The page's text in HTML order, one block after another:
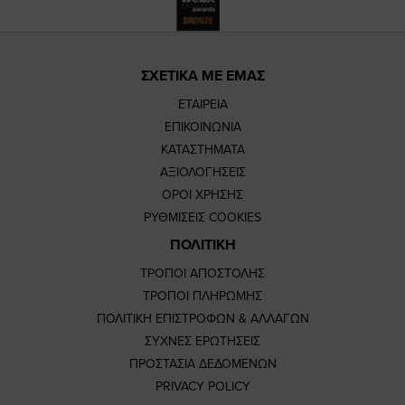
ΣΧΕΤΙΚΑ ΜΕ ΕΜΑΣ
ΕΤΑΙΡΕΙΑ
ΕΠΙΚΟΙΝΩΝΙΑ
ΚΑΤΑΣΤΗΜΑΤΑ
ΑΞΙΟΛΟΓΗΣΕΙΣ
ΟΡΟΙ ΧΡΗΣΗΣ
ΡΥΘΜΙΣΕΙΣ COOKIES
ΠΟΛΙΤΙΚΗ
ΤΡΟΠΟΙ ΑΠΟΣΤΟΛΗΣ
ΤΡΟΠΟΙ ΠΛΗΡΩΜΗΣ
ΠΟΛΙΤΙΚΗ ΕΠΙΣΤΡΟΦΩΝ & ΑΛΛΑΓΩΝ
ΣΥΧΝΕΣ ΕΡΩΤΗΣΕΙΣ
ΠΡΟΣΤΑΣΙΑ ΔΕΔΟΜΕΝΩΝ
PRIVACY POLICY